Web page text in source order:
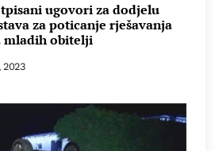
ugovori za dodjelu
za poticanje rješavanja
mladih obitelji
2023